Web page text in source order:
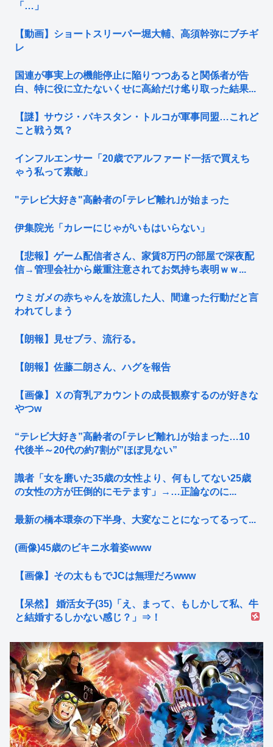
「…」
【動画】ショートスリーパー堀大輔、高須幹弥にブチギ
レ
国連が事実上の機能停止に陥りつつあると関係者が告
白、特に役に立たないくせに高給だけ毟り取った結果...
【謎】サウジ・パキスタン・トルコが軍事同盟…これど
こと戦う気？
インフルエンサー「20歳でアルファード一括で買えち
ゃう私って素敵」
"テレビ大好き"高齢者の｢テレビ離れ｣が始まった
伊集院光「カレーにじゃがいもはいらない」
【悲報】ゲーム配信者さん、家賃8万円の部屋で深夜配
信→管理会社から厳重注意されてお気持ち表明ｗｗ...
ウミガメの赤ちゃんを放流した人、間違った行動だと言
われてしまう
【朗報】見せブラ、流行る。
【朗報】佐藤二朗さん、ハグを報告
【画像】Ｘの育乳アカウントの成長観察するのが好きな
やつw
“テレビ大好き”高齢者の｢テレビ離れ｣が始まった…10
代後半～20代の約7割が”ほぼ見ない”
識者「女を磨いた35歳の女性より、何もしてない25歳
の女性の方が圧倒的にモテます」→…正論なのに...
最新の橋本環奈の下半身、大変なことになってるって...
(画像)45歳のビキニ水着姿www
【画像】その太ももでJCは無理だろwww
【呆然】 婚活女子(35)「え、まって、もしかして私、牛
と結婚するしかない感じ？」⇒！